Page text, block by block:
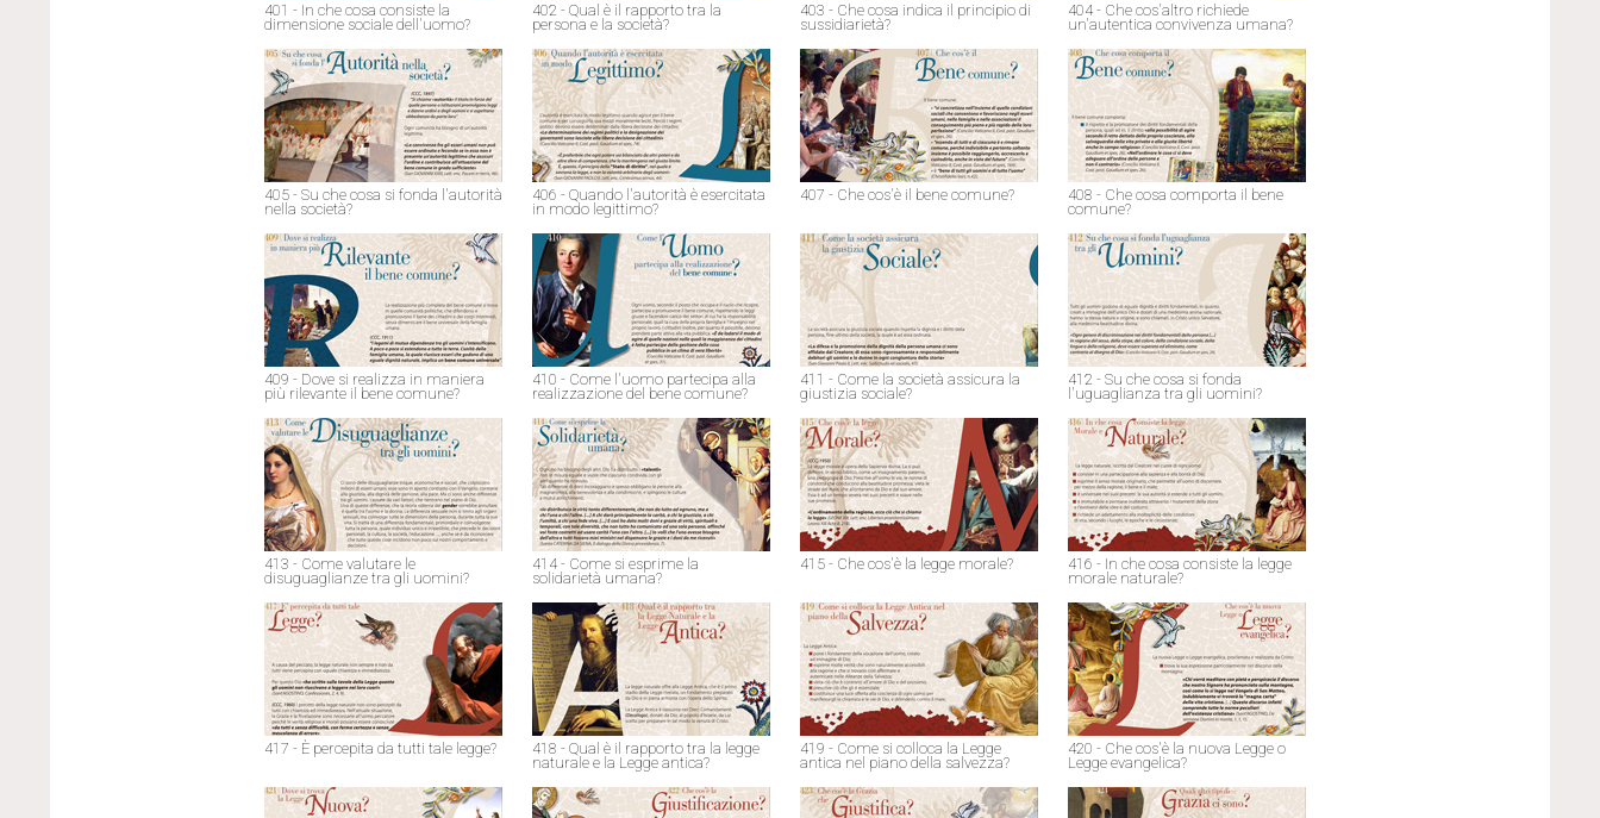
401 - In che cosa consiste la
dimensione sociale dell'uomo?
402 - Qual è il rapporto tra la
persona e la società?
403 - Che cosa indica il principio di
sussidiarietà?
404 - Che cos'altro richiede
un'autentica convivenza umana?
405 - Su che cosa si fonda l'autorità
nella società?
406 - Quando l'autorità è esercitata
in modo legittimo?
407 - Che cos'è il bene comune?
408 - Che cosa comporta il bene
comune?
409 - Dove si realizza in maniera
più rilevante il bene comune?
410 - Come l'uomo partecipa alla
realizzazione del bene comune?
411 - Come la società assicura la
giustizia sociale?
412 - Su che cosa si fonda
l'uguaglianza tra gli uomini?
413 - Come valutare le
disuguaglianze tra gli uomini?
414 - Come si esprime la
solidarietà umana?
415 - Che cos'è la legge morale?
416 - In che cosa consiste la legge
morale naturale?
417 - È percepita da tutti tale legge?
418 - Qual è il rapporto tra la legge
naturale e la Legge antica?
419 - Come si colloca la Legge
antica nel piano della salvezza?
420 - Che cos'è la nuova Legge o
Legge evangelica?